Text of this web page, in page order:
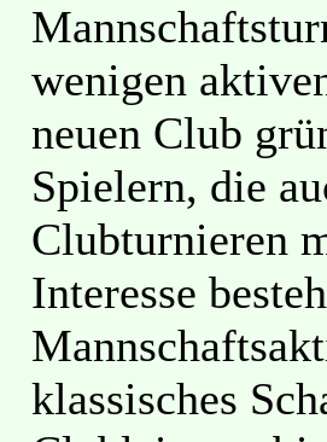
wenigen
neuen Club
Spielern, die
Clubturnieren
Interesse
klassisches